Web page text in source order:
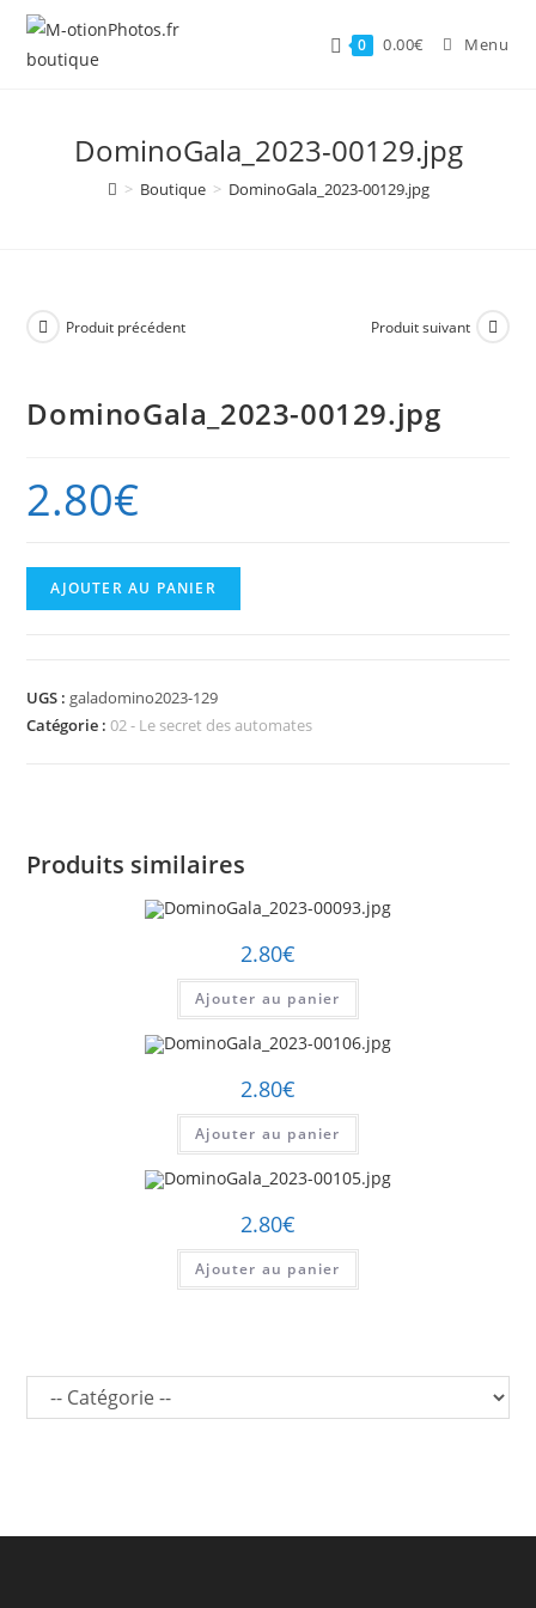
Skip
content
0 0.00€ Menu
DominoGala_2023-00129.jpg
> Boutique > DominoGala_2023-00129.jpg
Produit précédent Produit suivant
DominoGala_2023-00129.jpg
2.80€
quantité
de
AJOUTER AU PANIER
UGS : galadomino2023-129
Catégorie :02 - Le secret des automates
Produits similaires
2.80€
Ajouter au panier
2.80€
Ajouter au panier
2.80€
Ajouter au panier